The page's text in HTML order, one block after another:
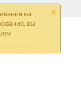
×
на
вы